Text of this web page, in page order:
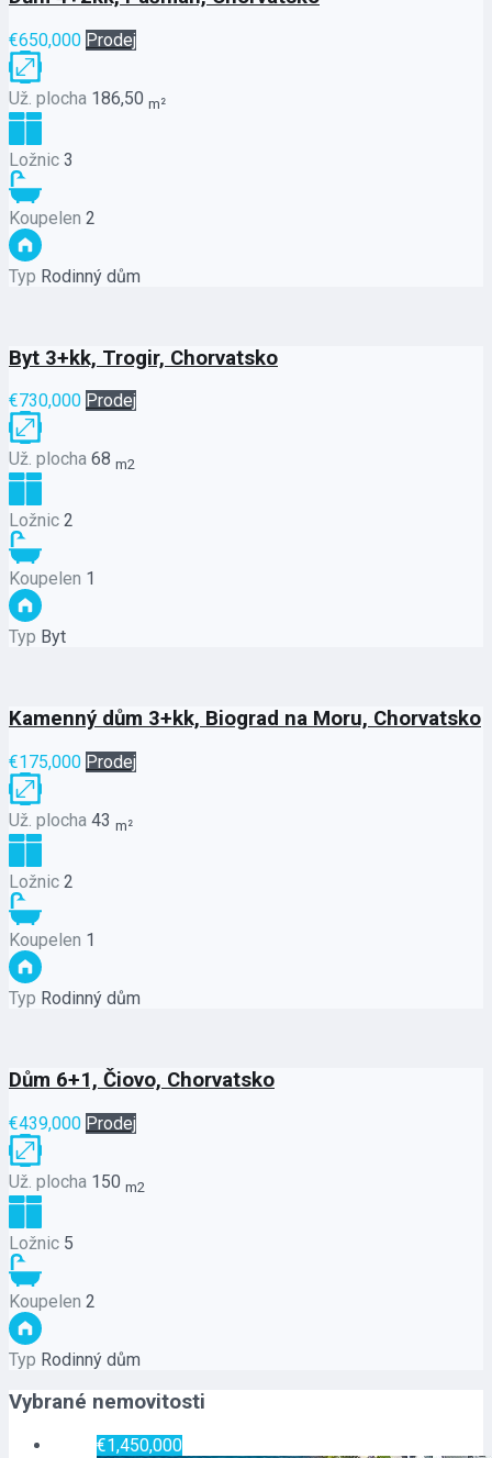
€650,000 Prodej
Už. plocha 186,50 m²
Ložnic 3
Koupelen 2
Typ Rodinný dům
Byt 3+kk, Trogir, Chorvatsko
€730,000 Prodej
Už. plocha 68 m2
Ložnic 2
Koupelen 1
Typ Byt
Kamenný dům 3+kk, Biograd na Moru, Chorvatsko
€175,000 Prodej
Už. plocha 43 m²
Ložnic 2
Koupelen 1
Typ Rodinný dům
Dům 6+1, Čiovo, Chorvatsko
€439,000 Prodej
Už. plocha 150 m2
Ložnic 5
Koupelen 2
Typ Rodinný dům
Vybrané nemovitosti
€1,450,000